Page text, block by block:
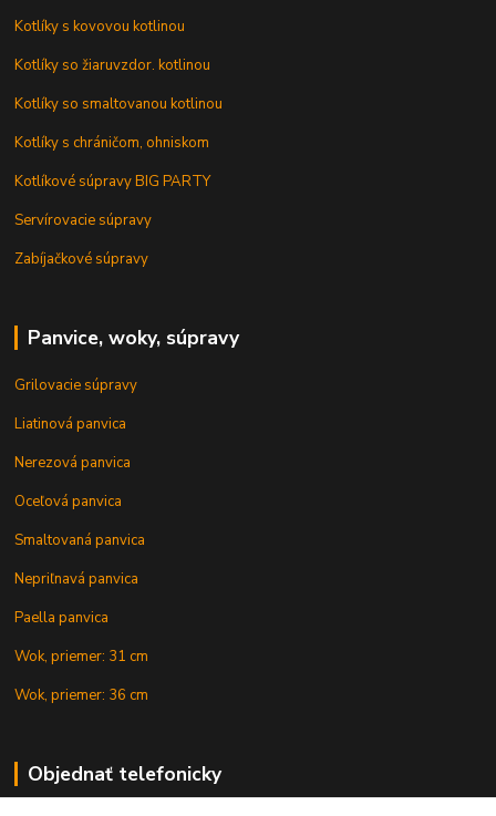
Kotlíky s kovovou kotlinou
Kotlíky so žiaruvzdor. kotlinou
Kotlíky so smaltovanou kotlinou
Kotlíky s chráničom, ohniskom
Kotlíkové súpravy BIG PARTY
Servírovacie súpravy
Zabíjačkové súpravy
Panvice, woky, súpravy
Grilovacie súpravy
Liatinová panvica
Nerezová panvica
Oceľová panvica
Smaltovaná panvica
Nepriľnavá panvica
Paella panvica
Wok, priemer: 31 cm
Wok, priemer: 36 cm
Objednať telefonicky